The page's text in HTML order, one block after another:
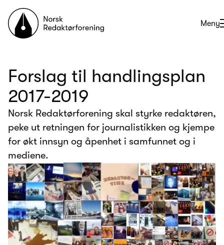
Til forsiden
Åpne
Meny
Forslag til handlingsplan
2017-2019
Norsk Redaktørforening skal styrke redaktøren,
peke ut retningen for journalistikken og kjempe
for økt innsyn og åpenhet i samfunnet og i
mediene.